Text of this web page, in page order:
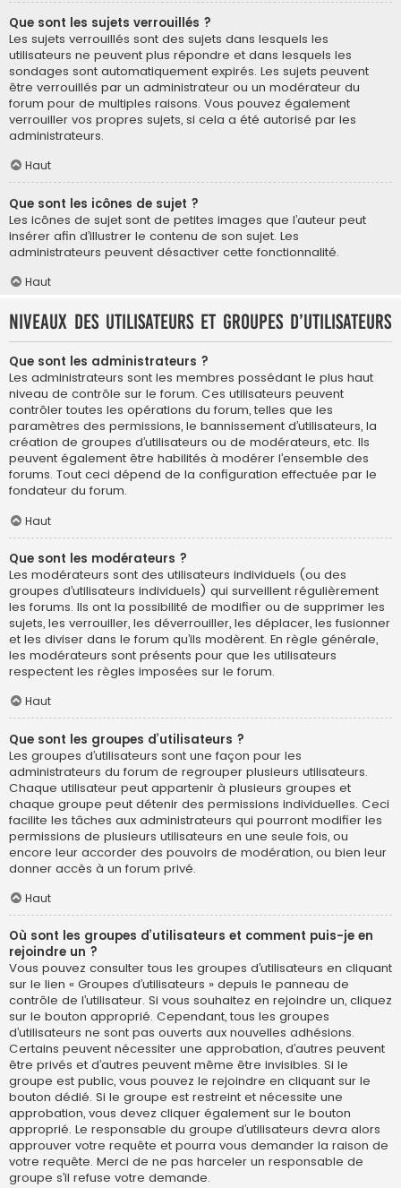
Que sont les sujets verrouillés ?
Les sujets verrouillés sont des sujets dans lesquels les
utilisateurs ne peuvent plus répondre et dans lesquels les
sondages sont automatiquement expirés. Les sujets peuvent
être verrouillés par un administrateur ou un modérateur du
forum pour de multiples raisons. Vous pouvez également
verrouiller vos propres sujets, si cela a été autorisé par les
administrateurs.
Haut
Que sont les icônes de sujet ?
Les icônes de sujet sont de petites images que l’auteur peut
insérer afin d’illustrer le contenu de son sujet. Les
administrateurs peuvent désactiver cette fonctionnalité.
Haut
Niveaux des utilisateurs et groupes d’utilisateurs
Que sont les administrateurs ?
Les administrateurs sont les membres possédant le plus haut
niveau de contrôle sur le forum. Ces utilisateurs peuvent
contrôler toutes les opérations du forum, telles que les
paramètres des permissions, le bannissement d’utilisateurs, la
création de groupes d’utilisateurs ou de modérateurs, etc. Ils
peuvent également être habilités à modérer l’ensemble des
forums. Tout ceci dépend de la configuration effectuée par le
fondateur du forum.
Haut
Que sont les modérateurs ?
Les modérateurs sont des utilisateurs individuels (ou des
groupes d’utilisateurs individuels) qui surveillent régulièrement
les forums. Ils ont la possibilité de modifier ou de supprimer les
sujets, les verrouiller, les déverrouiller, les déplacer, les fusionner
et les diviser dans le forum qu’ils modèrent. En règle générale,
les modérateurs sont présents pour que les utilisateurs
respectent les règles imposées sur le forum.
Haut
Que sont les groupes d’utilisateurs ?
Les groupes d’utilisateurs sont une façon pour les
administrateurs du forum de regrouper plusieurs utilisateurs.
Chaque utilisateur peut appartenir à plusieurs groupes et
chaque groupe peut détenir des permissions individuelles. Ceci
facilite les tâches aux administrateurs qui pourront modifier les
permissions de plusieurs utilisateurs en une seule fois, ou
encore leur accorder des pouvoirs de modération, ou bien leur
donner accès à un forum privé.
Haut
Où sont les groupes d’utilisateurs et comment puis-je en
rejoindre un ?
Vous pouvez consulter tous les groupes d’utilisateurs en cliquant
sur le lien « Groupes d’utilisateurs » depuis le panneau de
contrôle de l’utilisateur. Si vous souhaitez en rejoindre un, cliquez
sur le bouton approprié. Cependant, tous les groupes
d’utilisateurs ne sont pas ouverts aux nouvelles adhésions.
Certains peuvent nécessiter une approbation, d’autres peuvent
être privés et d’autres peuvent même être invisibles. Si le
groupe est public, vous pouvez le rejoindre en cliquant sur le
bouton dédié. Si le groupe est restreint et nécessite une
approbation, vous devez cliquer également sur le bouton
approprié. Le responsable du groupe d’utilisateurs devra alors
approuver votre requête et pourra vous demander la raison de
votre requête. Merci de ne pas harceler un responsable de
groupe s’il refuse votre demande.